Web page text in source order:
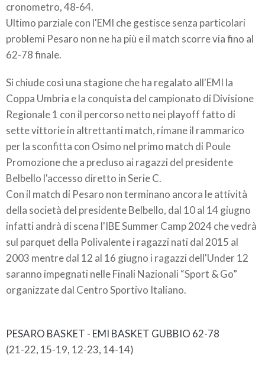
cronometro, 48-64.
Ultimo parziale con l'EMI che gestisce senza particolari
problemi Pesaro non ne ha più e il match scorre via fino al
62-78 finale.
Si chiude così una stagione che ha regalato all'EMI la
Coppa Umbria e la conquista del campionato di Divisione
Regionale 1 con il percorso netto nei playoff fatto di
sette vittorie in altrettanti match, rimane il rammarico
per la sconfitta con Osimo nel primo match di Poule
Promozione che a precluso ai ragazzi del presidente
Belbello l'accesso diretto in Serie C.
Con il match di Pesaro non terminano ancora le attività
della società del presidente Belbello, dal 10 al 14 giugno
infatti andrà di scena l'IBE Summer Camp 2024 che vedrà
sul parquet della Polivalente i ragazzi nati dal 2015 al
2003 mentre dal 12 al 16 giugno i ragazzi dell'Under 12
saranno impegnati nelle Finali Nazionali “Sport & Go”
organizzate dal Centro Sportivo Italiano.
PESARO BASKET - EMI BASKET GUBBIO 62-78
(21-22, 15-19, 12-23, 14-14)